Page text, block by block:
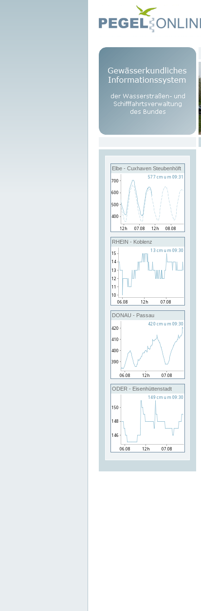
Elbe - Cuxhaven Steubenhöft
RHEIN - Koblenz
DONAU - Passau
ODER - Eisenhüttenstadt